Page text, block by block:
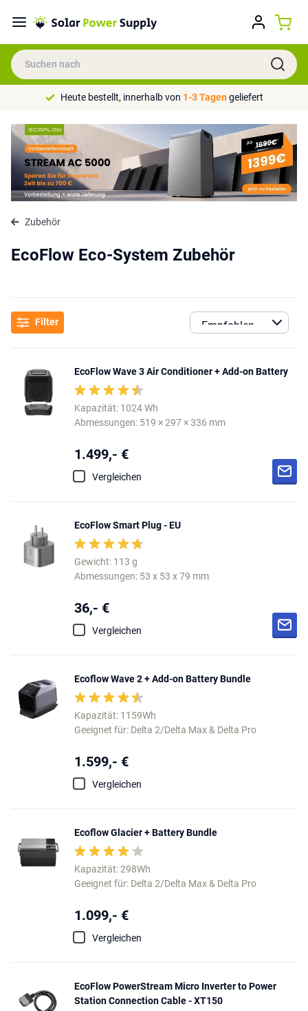
Heute bestellt, innerhalb von 1-3 Tagengeliefert
Zubehör
EcoFlow Eco-System Zubehör
Filter
EcoFlow Wave 3 Air Conditioner + Add-on Battery
Kapazität: 1024 Wh
Abmessungen: 519 × 297 × 336 mm
1.499,- €
Vergleichen
EcoFlow Smart Plug - EU
Gewicht: 113 g
Abmessungen: 53 x 53 x 79 mm
36,- €
Vergleichen
Ecoflow Wave 2 + Add-on Battery Bundle
Kapazität: 1159Wh
Geeignet für: Delta 2/Delta Max & Delta Pro
1.599,- €
Vergleichen
Ecoflow Glacier + Battery Bundle
Kapazität: 298Wh
Geeignet für: Delta 2/Delta Max & Delta Pro
1.099,- €
Vergleichen
EcoFlow PowerStream Micro Inverter to Power
Station Connection Cable - XT150